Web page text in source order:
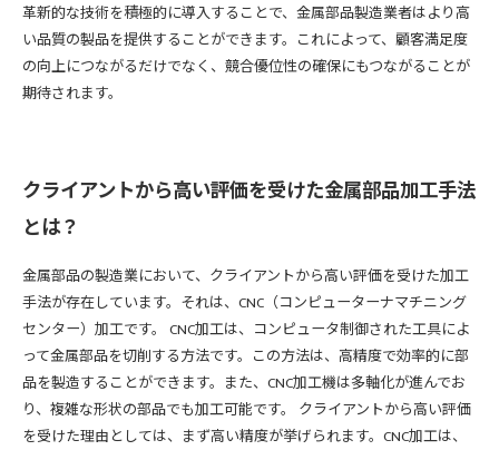
革新的な技術を積極的に導入することで、金属部品製造業者はより高
い品質の製品を提供することができます。これによって、顧客満足度
の向上につながるだけでなく、競合優位性の確保にもつながることが
期待されます。
クライアントから高い評価を受けた金属部品加工手法
とは？
金属部品の製造業において、クライアントから高い評価を受けた加工
手法が存在しています。それは、CNC（コンピューターナマチニング
センター）加工です。 CNC加工は、コンピュータ制御された工具によ
って金属部品を切削する方法です。この方法は、高精度で効率的に部
品を製造することができます。また、CNC加工機は多軸化が進んでお
り、複雑な形状の部品でも加工可能です。 クライアントから高い評価
を受けた理由としては、まず高い精度が挙げられます。CNC加工は、